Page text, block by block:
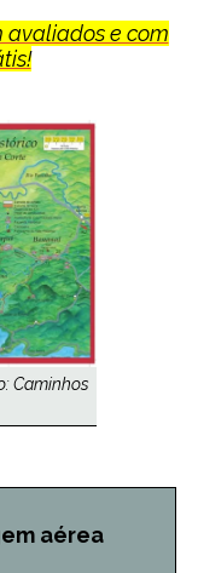
avaliados e com
Caminhos
aérea